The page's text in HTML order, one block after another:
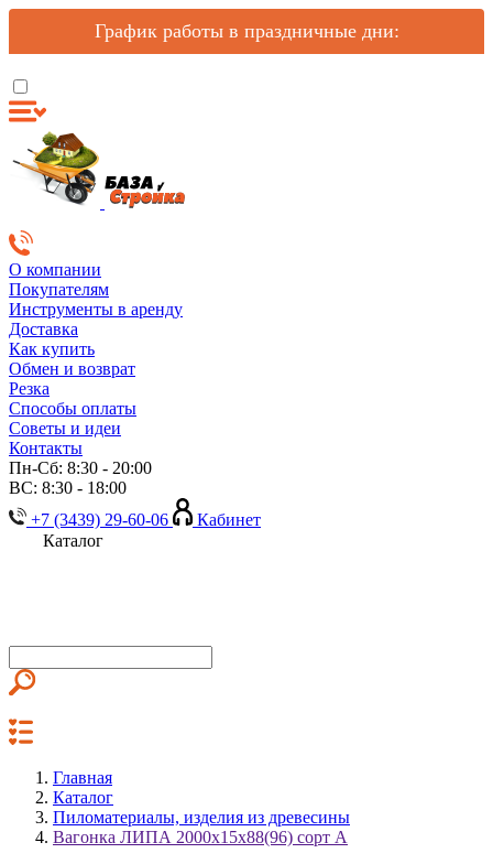
График работы в праздничные дни:
О компании
Покупателям
Инструменты в аренду
Доставка
Как купить
Обмен и возврат
Резка
Способы оплаты
Советы и идеи
Контакты
Пн-Сб: 8:30 - 20:00
ВС: 8:30 - 18:00
+7 (3439) 29-60-06
Кабинет
Каталог
Главная
Каталог
Пиломатериалы, изделия из древесины
Вагонка ЛИПА 2000х15х88(96) сорт А